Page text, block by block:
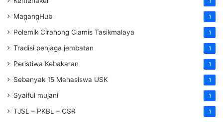
MagangHub 1
Polemik Cirahong Ciamis Tasikmalaya 1
Tradisi penjaga jembatan 1
Peristiwa Kebakaran 1
Sebanyak 15 Mahasiswa USK 1
Syaiful mujani 1
TJSL – PKBL – CSR 1